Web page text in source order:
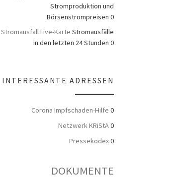
Stromproduktion und
Börsenstrompreisen 0
Stromausfall Live-Karte Stromausfälle
in den letzten 24 Stunden 0
INTERESSANTE ADRESSEN
Corona Impfschaden-Hilfe 0
Netzwerk KRiStA0
Pressekodex0
DOKUMENTE